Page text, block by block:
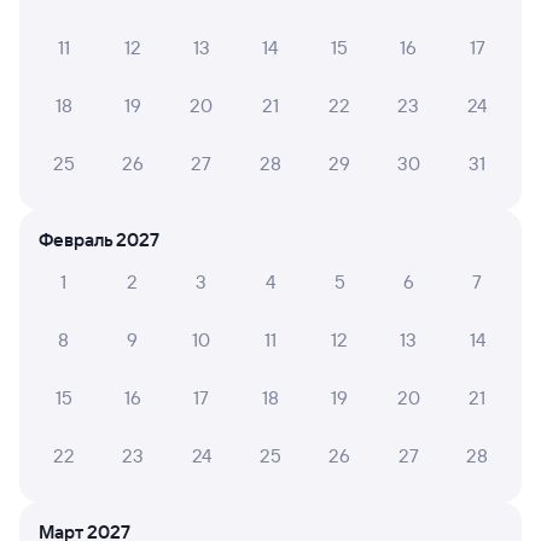
Серов, ул. Ленина,
Отзывы пассажиров Туту о поездах
11 12 13 14 15 16 17
18 19 20 21 22 23 24
25 26 27 28 29 30 31
Февраль 2027
1
2 3 4 5 6 7
8 9 10 11 12 13 14
15 16 17 18 19 20 21
22 23 24 25 26 27 28
Март 2027